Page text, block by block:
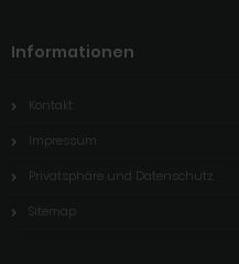
Informationen
Kontakt
Impressum
Privatsphäre und Datenschutz
Sitemap